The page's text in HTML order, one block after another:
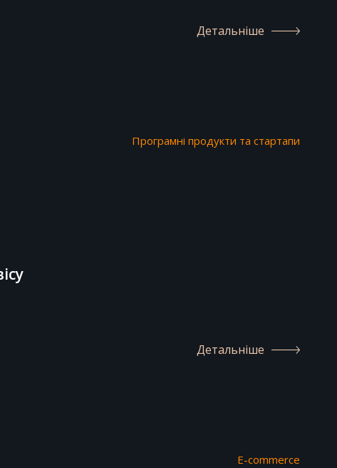
Детальніше
Програмні продукти та стартапи
Детальніше
E-commerce